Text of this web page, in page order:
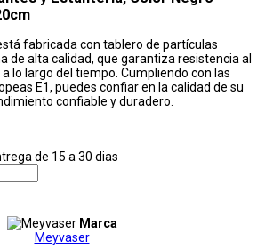
fabricada con tablero de partículas
de alta calidad, que garantiza resistencia al
lo largo del tiempo. Cumpliendo con las
E1, puedes confiar en la calidad de su
confiable y duradero.
de 15 a 30 dias
Marca
Meyvaser